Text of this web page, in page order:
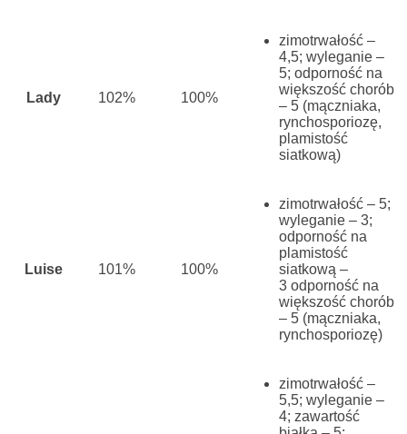
Lady 102% 100%
zimotrwałość –
4,5; wyleganie –
5; odporność na
większość chorób
– 5 (mączniaka,
rynchosporiozę,
plamistość
siatkową)
Luise 101% 100%
zimotrwałość – 5;
wyleganie – 3;
odporność na
plamistość
siatkową –
3 odporność na
większość chorób
– 5 (mączniaka,
rynchosporiozę)
zimotrwałość –
5,5; wyleganie –
4; zawartość